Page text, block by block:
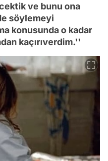
ve bunu ona
söylemeyi
konusunda o kadar
kaçırıverdim.''